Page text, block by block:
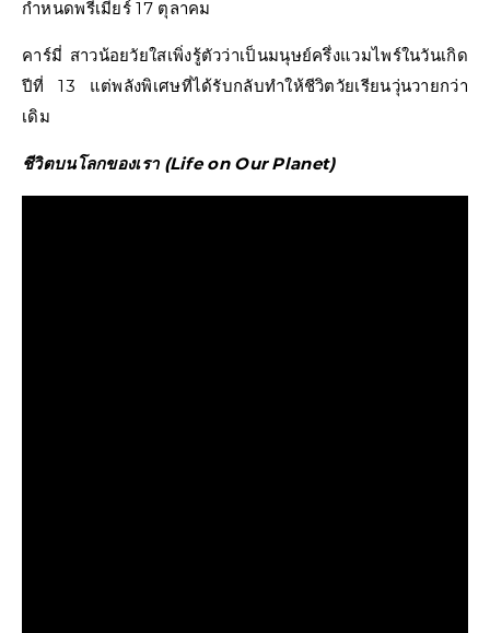
กำหนดพรีเมียร์ 17 ตุลาคม
คาร์มี่ สาวน้อยวัยใสเพิ่งรู้ตัวว่าเป็นมนุษย์ครึ่งแวมไพร์ในวันเกิด
ปีที่ 13 แต่พลังพิเศษที่ได้รับกลับทำให้ชีวิตวัยเรียนวุ่นวายกว่า
เดิม
ชีวิตบนโลกของเรา (Life on Our Planet)